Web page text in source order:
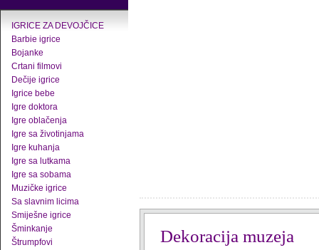
IGRICE ZA DEVOJČICE
Barbie igrice
Bojanke
Crtani filmovi
Dečije igrice
Igrice bebe
Igre doktora
Igre oblačenja
Igre sa životinjama
Igre kuhanja
Igre sa lutkama
Igre sa sobama
Muzičke igrice
Sa slavnim licima
Smiješne igrice
Šminkanje
Štrumpfovi
Dekoracija muzeja